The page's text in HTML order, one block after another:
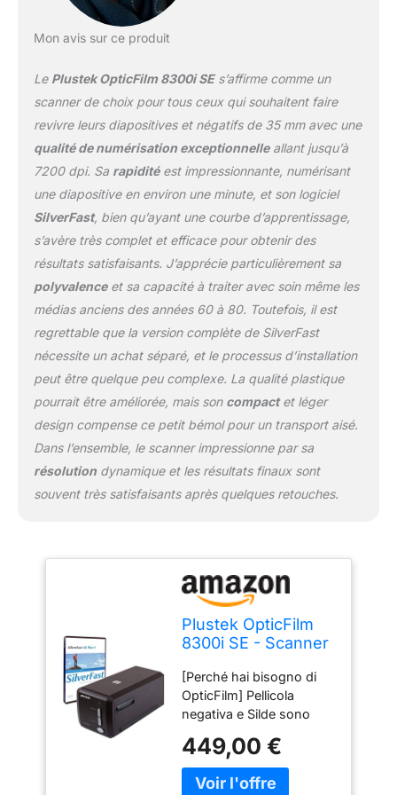
Questo può risparmiare
molto tempo di
funzionamento e
dovrebbe ottenere
un'immagine perfetta.
[Doppio software
professionale incluso] Il
8300i SE in bundle con
software di imaging
digitale al mondo:
SilverFast 9 SE Plus e
Plustek Quick Scan Plus,
più facile da digitalizzare
diapositive e film con
funzionalità hardware
ben progettata e
elaborazione avanzata
Windows e Mac OS]
chiavetta USB inclusa.
L'utente può facilmente
installare e iniziare a
prodotto.
Mon avis sur ce produit
Le Plustek OpticFilm 8300i SEs’affirme comme un
scanner de choix pour tous ceux qui souhaitent faire
revivre leurs diapositives et négatifs de 35 mm avec une
qualité de numérisation exceptionnelleallant jusqu’à
7200 dpi. Sa rapiditéest impressionnante, numérisant
une diapositive en environ une minute, et son logiciel
SilverFast, bien qu’ayant une courbe d’apprentissage,
s’avère très complet et efficace pour obtenir des
résultats satisfaisants. J’apprécie particulièrement sa
polyvalenceet sa capacité à traiter avec soin même les
médias anciens des années 60 à 80. Toutefois, il est
regrettable que la version complète de SilverFast
nécessite un achat séparé, et le processus d’installation
peut être quelque peu complexe. La qualité plastique
pourrait être améliorée, mais son compactet léger
design compense ce petit bémol pour un transport aisé.
Dans l’ensemble, le scanner impressionne par sa
résolutiondynamique et les résultats finaux sont
souvent très satisfaisants après quelques retouches.
Plustek OpticFilm
8300i SE - Scanner
Diapositives
négatives de 35
mm avec
Augmentation de la
Vitesse de
numérisation de
[Perché hai bisogno di
OpticFilm] Pellicola
negativa e Silde sono
polvere, graffi,
decomposizione e
attacchi fungini.
449,00 €